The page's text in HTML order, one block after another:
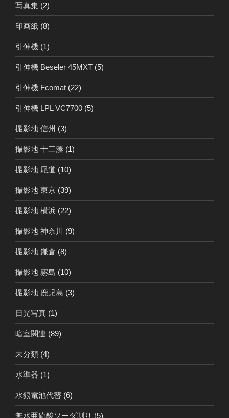
写真集 (2)
印画紙 (8)
引伸機 (1)
引伸機 Beseler 45MXT (5)
引伸機 Fcomat (22)
引伸機 LPL VC7700 (5)
撮影地 信州 (3)
撮影地 十三湊 (1)
撮影地 尾道 (10)
撮影地 東京 (39)
撮影地 横浜 (22)
撮影地 神奈川 (9)
撮影地 鎌倉 (8)
撮影地 霧島 (10)
撮影地 鹿児島 (3)
日光写真 (1)
暗室関連 (89)
未分類 (4)
水準器 (1)
水銀電池代替 (6)
無水亜硫酸ソーダ割り (5)